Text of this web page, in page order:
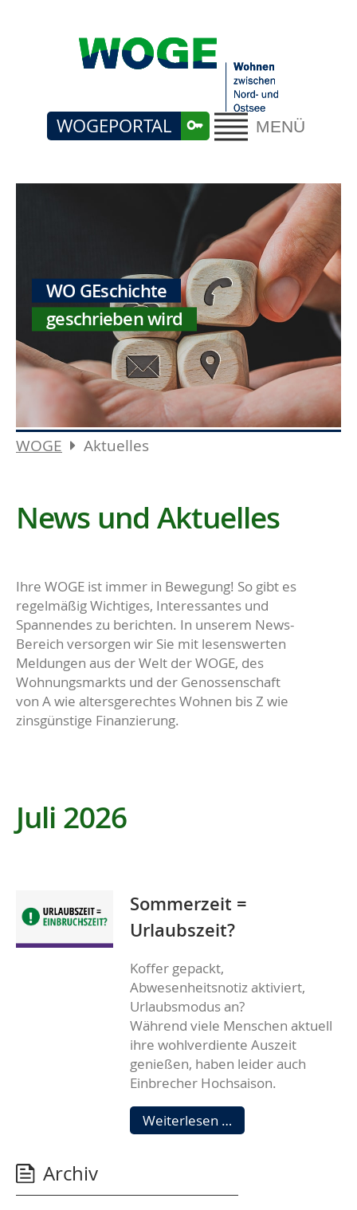
MENÜ
WOGEPORTAL
WO GEschichte
geschrieben wird
WOGE Aktuelles
News und Aktuelles
Ihre WOGE ist immer in Bewegung! So gibt es
regelmäßig Wichtiges, Interessantes und
Spannendes zu berichten. In unserem News-
Bereich versorgen wir Sie mit lesenswerten
Meldungen aus der Welt der WOGE, des
Wohnungsmarkts und der Genossenschaft
von A wie altersgerechtes Wohnen bis Z wie
zinsgünstige Finanzierung.
Juli 2026
Sommerzeit =
Urlaubszeit?
Koffer gepackt,
Abwesenheitsnotiz aktiviert,
Urlaubsmodus an?
Während viele Menschen aktuell
ihre wohlverdiente Auszeit
genießen, haben leider auch
Einbrecher Hochsaison.
Weiterlesen … Sommerzeit
=
Archiv